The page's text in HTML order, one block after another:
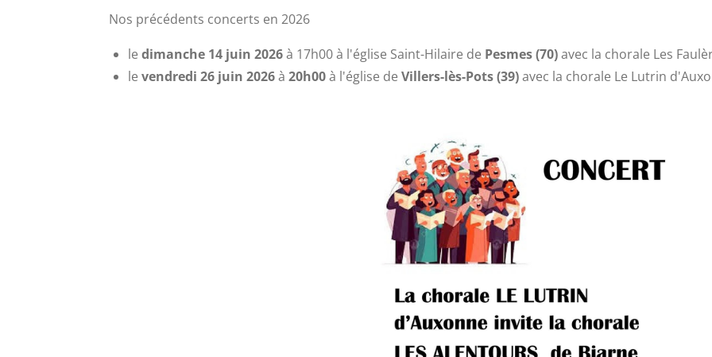
Nos précédents concerts en 2026
le dimanche 14 juin 2026à 17h00 à l'église Saint-Hilaire de Pesmes (70)avec la chorale Les
le vendredi 26 juin 2026à 20h00à l'église de Villers-lès-Pots (39)avec la chorale Le Lutrin